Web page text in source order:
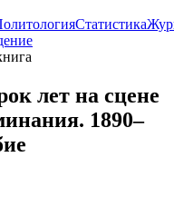
Статистика
лет на сцене
1890–